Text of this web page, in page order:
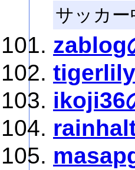
サッカ
zablog
ikoji36